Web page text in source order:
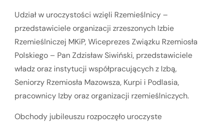
Udział w uroczystości wzięli Rzemieślnicy –
przedstawiciele organizacji zrzeszonych Izbie
Rzemieślniczej MKiP, Wiceprezes Związku Rzemiosła
Polskiego – Pan Zdzisław Siwiński, przedstawiciele
władz oraz instytucji współpracujących z Izbą,
Seniorzy Rzemiosła Mazowsza, Kurpi i Podlasia,
pracownicy Izby oraz organizacji rzemieślniczych.
Obchody jubileuszu rozpoczęło uroczyste